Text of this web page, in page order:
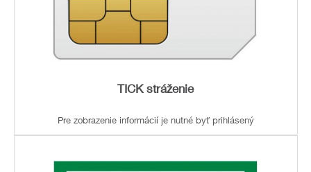
TICK stráženie
Pre zobrazenie informácií je nutné byť prihlásený